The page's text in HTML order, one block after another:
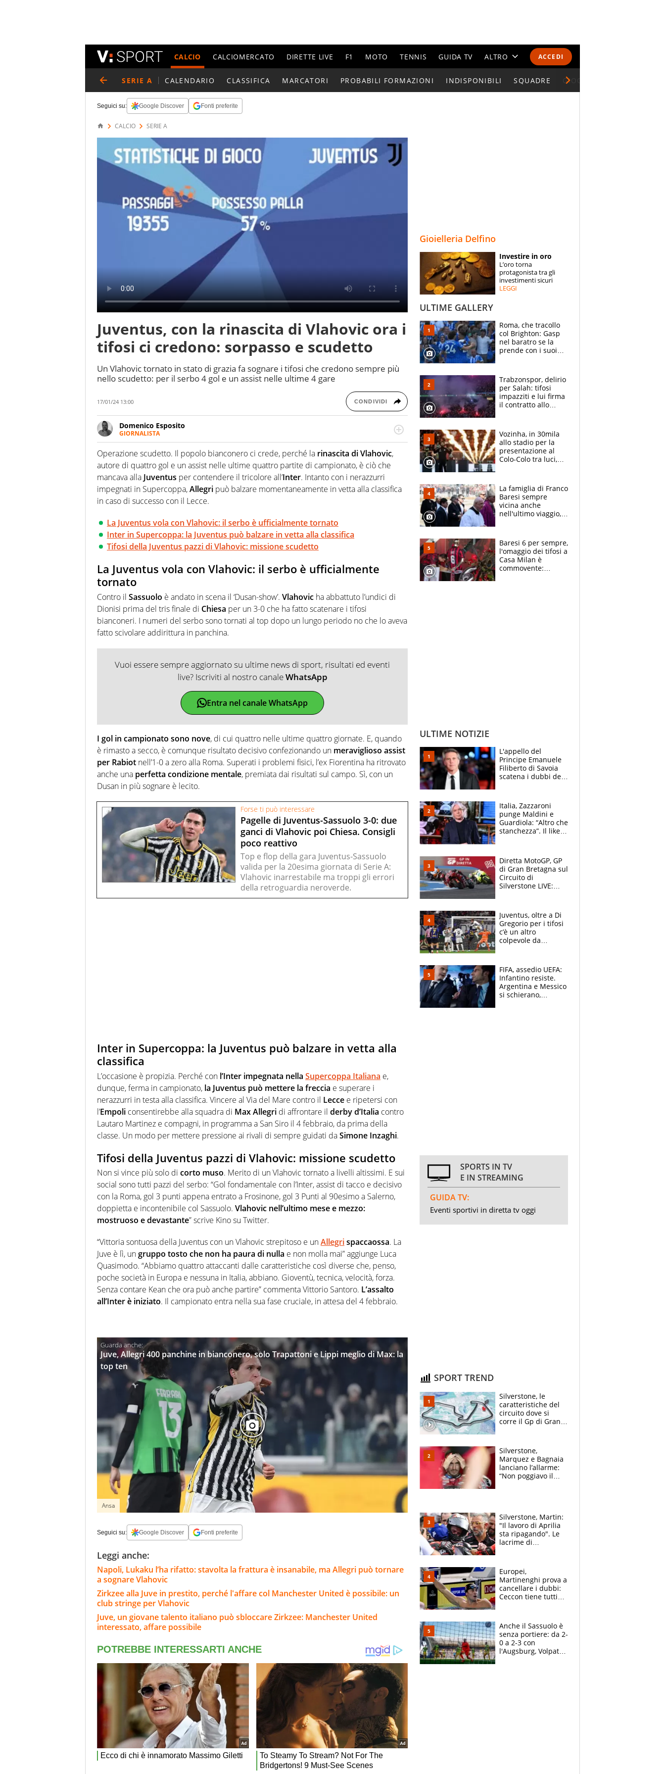
ACCEDI
CALCIO CALCIOMERCATO DIRETTE LIVE F1 MOTO TENNIS GUIDA TV ALTRO
CALENDARI E CLASSIFICHE
ESPERTI
CONTATTI
SERIE A CALENDARIO CLASSIFICA MARCATORI PROBABILI FORMAZIONI INDISPONIBILI SQUADRE GIOCATORI SERIE A
Seguici su: Google Discover Fonti preferite
CALCIO SERIE A
Juventus, con la rinascita di Vlahovic ora i
tifosi ci credono: sorpasso e scudetto
Un Vlahovic tornato in stato di grazia fa sognare i tifosi che credono sempre più
nello scudetto: per il serbo 4 gol e un assist nelle ultime 4 gare
17/01/24 13:00 CONDIVIDI
Domenico Esposito
GIORNALISTA
Da vent’anni in campo e sul campo per vivere ogni evento in tutte le sue sfaccettature.
Passione smisurata per il calcio e per la sfera di cuoio. Il pallone è una cosa serissima,
guai a dirgli di no
Operazione scudetto. Il popolo bianconero ci crede, perché la rinascita di Vlahovic,
autore di quattro gol e un assist nelle ultime quattro partite di campionato, è ciò che
mancava alla Juventus per contendere il tricolore all’Inter. Intanto con i nerazzurri
impegnati in Supercoppa,Allegri può balzare momentaneamente in vetta alla classifica
in caso di successo con il Lecce.
La Juventus vola con Vlahovic: il serbo è ufficialmente tornato
Inter in Supercoppa: la Juventus può balzare in vetta alla classifica
Tifosi della Juventus pazzi di Vlahovic: missione scudetto
La Juventus vola con Vlahovic: il serbo è ufficialmente
tornato
Contro il Sassuolo è andato in scena il ‘Dusan-show’. Vlahovic ha abbattuto l’undici di
Dionisi prima del tris finale di Chiesa per un 3-0 che ha fatto scatenare i tifosi
bianconeri. I numeri del serbo sono tornati al top dopo un lungo periodo no che lo aveva
fatto scivolare addirittura in panchina.
Vuoi essere sempre aggiornato su ultime news di sport, risultati ed eventi
live? Iscriviti al nostro canaleWhatsApp
Entra nel canale WhatsApp
I gol in campionato sono nove, di cui quattro nelle ultime quattro giornate. E, quando
è rimasto a secco, è comunque risultato decisivo confezionando un meraviglioso assist
per Rabiot nell’1-0 a zero alla Roma. Superati i problemi fisici, l’ex Fiorentina ha ritrovato
anche una perfetta condizione mentale, premiata dai risultati sul campo. Sì, con un
Dusan in più sognare è lecito.
Forse ti può interessare
Pagelle di Juventus-Sassuolo 3-0: due
ganci di Vlahovic poi Chiesa. Consigli
poco reattivo
Top e flop della gara Juventus-Sassuolo
valida per la 20esima giornata di Serie A:
Vlahovic inarrestabile ma troppi gli errori
della retroguardia neroverde.
Inter in Supercoppa: la Juventus può balzare in vetta alla
classifica
L’occasione è propizia. Perché con l’Inter impegnata nella Supercoppa Italiana e,
dunque, ferma in campionato, la Juventus può mettere la freccia e superare i
nerazzurri in testa alla classifica. Vincere al Via del Mare contro il Lecce e ripetersi con
l’Empoli consentirebbe alla squadra di Max Allegri di affrontare il derby d’Italia contro
Lautaro Martinez e compagni, in programma a San Siro il 4 febbraio, da prima della
classe. Un modo per mettere pressione ai rivali di sempre guidati daSimone Inzaghi.
Tifosi della Juventus pazzi di Vlahovic: missione scudetto
Non si vince più solo di corto muso. Merito di un Vlahovic tornato a livelli altissimi. E sui
social sono tutti pazzi del serbo: “Gol fondamentale con l’Inter, assist di tacco e decisivo
con la Roma, gol 3 punti appena entrato a Frosinone, gol 3 Punti al 90esimo a Salerno,
doppietta e incontenibile col Sassuolo. Vlahovic nell’ultimo mese e mezzo:
mostruoso e devastante” scrive Kino su Twitter.
“Vittoria sontuosa della Juventus con un Vlahovic strepitoso e unAllegrispaccaossa. La
Juve è lì, ungruppo tosto che non ha paura di nulla e non molla mai” aggiunge Luca
Quasimodo. “Abbiamo quattro attaccanti dalle caratteristiche così diverse che, penso,
poche società in Europa e nessuna in Italia, abbiano. Gioventù, tecnica, velocità, forza.
Senza contare Kean che ora può anche partire” commenta Vittorio Santoro. L’assalto
all’Inter è iniziato. Il campionato entra nella sua fase cruciale, in attesa del 4 febbraio.
Juve, Allegri 400 panchine in bianconero, solo Trapattoni e Lippi meglio di Max: la
top ten
Ansa
Seguici su: Google Discover Fonti preferite
Leggi anche:
Napoli, Lukaku l’ha rifatto: stavolta la frattura è insanabile, ma Allegri può tornare
a sognare Vlahovic
Zirkzee alla Juve in prestito, perché l'affare col Manchester United è possibile: un
club stringe per Vlahovic
Juve, un giovane talento italiano può sbloccare Zirkzee: Manchester United
interessato, affare possibile
Gioielleria Delfino
Investire in oro
L’oro torna
protagonista tra gli
investimenti sicuri
LEGGI
ULTIME GALLERY
Roma, che tracollo
col Brighton: Gasp
nel baratro se la
prende con i suoi
Trabzonspor, delirio
per Salah: tifosi
impazziti e lui firma
il contratto allo
Vozinha, in 30mila
allo stadio per la
presentazione al
Colo-Colo tra luci,
La famiglia di Franco
Baresi sempre
vicina anche
nell'ultimo viaggio,
circondati
dall'affetto dei tifosi
Baresi 6 per sempre,
l'omaggio dei tifosi a
Casa Milan è
commovente:
ULTIME NOTIZIE
L'appello del
Principe Emanuele
Filiberto di Savoia
scatena i dubbi dei
Italia, Zazzaroni
punge Maldini e
Guardiola: “Altro che
stanchezza”. Il like
Diretta MotoGP, GP
di Gran Bretagna sul
Circuito di
Silverstone LIVE:
Ducati in affanno
Juventus, oltre a Di
Gregorio per i tifosi
c’è un altro
colpevole da
FIFA, assedio UEFA:
Infantino resiste.
Argentina e Messico
si schierano,
SPORTS IN TV
E IN STREAMING
GUIDA TV:
Eventi sportivi in diretta tv oggi
SPORT TREND
Silverstone, le
caratteristiche del
circuito dove si
corre il Gp di Gran
Silverstone,
Marquez e Bagnaia
lanciano l’allarme:
“Non poggiavo il
Silverstone, Martin:
"Il lavoro di Aprilia
sta ripagando". Le
lacrime di
la gara domani"
Europei,
Martinenghi prova a
cancellare i dubbi:
Ceccon tiene tutti
Curtis
Anche il Sassuolo è
senza portiere: da 2-
0 a 2-3 con
l'Augsburg, Volpato